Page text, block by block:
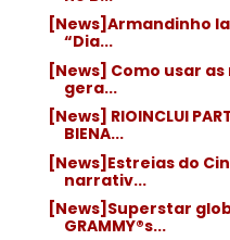
[News]Armandinho
“Dia...
[News] Como usar
gera...
[News] RIOINCLUI
BIENA...
[News]Estreias do
narrativ...
[News]Superstar
GRAMMY®s...